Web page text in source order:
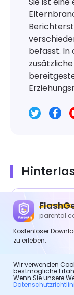
befasst. In
parental
Kostenloser
zu erleben.
Wir verwenden
bestmögliche
Wenn Sie unsere